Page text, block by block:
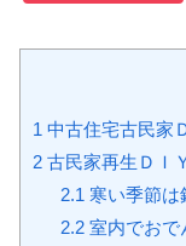
1 中古住宅古民家
2 古民家再生ＤＩ
2.1 寒い季節は
2.2室内でおで